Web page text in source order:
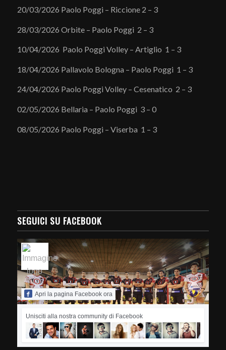
20/03/2026 Paolo Poggi – Riccione 2 – 3
28/03/2026 Orbite – Paolo Poggi 2 – 3
10/04/2026 Paolo Poggi Volley – Artiglio 1 – 3
18/04/2026 Pallavolo Bologna – Paolo Poggi 1 – 3
24/04/2026 Paolo Poggi Volley – Cesenatico 2 – 3
02/05/2026 Bellaria – Paolo Poggi 3 – 0
08/05/2026 Paolo Poggi – Viserba 1 – 3
SEGUICI SU FACEBOOK
Apri la pagina Facebook ora
Unisciti alla nostra community di Facebook